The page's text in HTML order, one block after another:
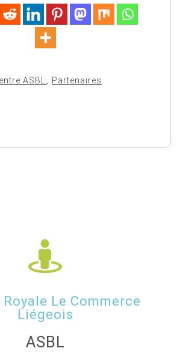
ASBL Partenaires
Le Commerce
Liégeois
ASBL